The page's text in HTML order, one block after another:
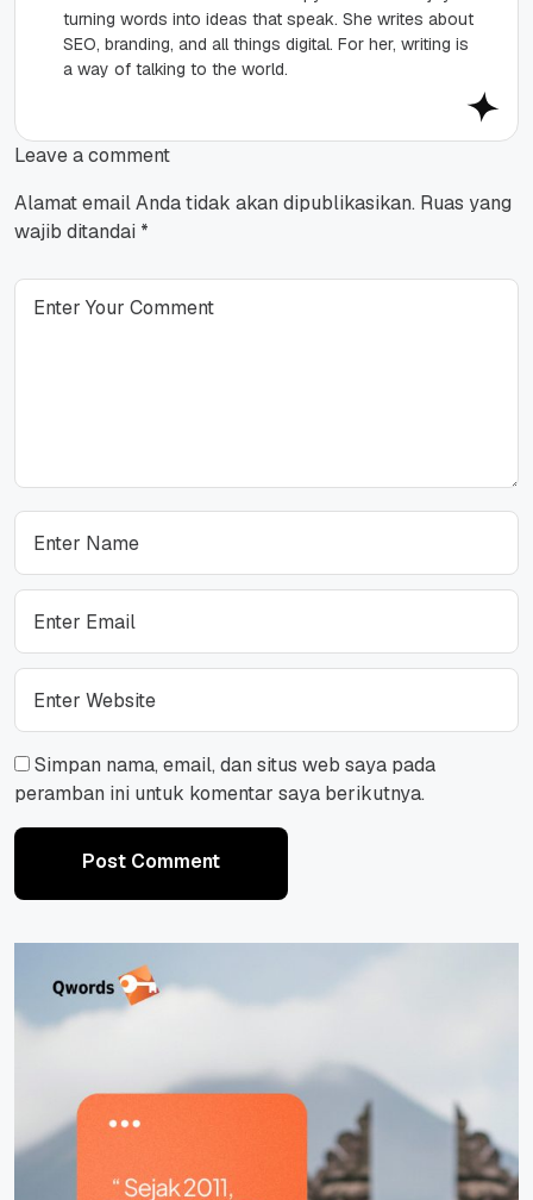
turning words into ideas that speak. She writes about
SEO, branding, and all things digital. For her, writing is
a way of talking to the world.
Leave a comment
Alamat email Anda tidak akan dipublikasikan. Ruas yang
wajib ditandai *
Simpan nama, email, dan situs web saya pada
peramban ini untuk komentar saya berikutnya.
Post Comment